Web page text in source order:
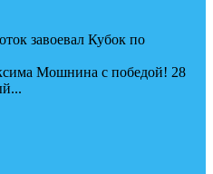
завоевал Кубок по
Мошнина с победой! 28